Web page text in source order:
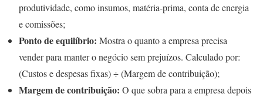
produtividade, como insumos, matéria-prima, conta de energia
e comissões;
Ponto de equilíbrio: Mostra o quanto a empresa precisa
vender para manter o negócio sem prejuízos. Calculado por:
(Custos e despesas fixas) ÷ (Margem de contribuição);
Margem de contribuição: O que sobra para a empresa depois